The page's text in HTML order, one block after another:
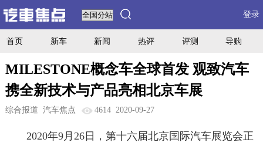
登录
首页 新车 新闻 热评 评测 导购
MILESTONE概念车全球首发 观致汽车
携全新技术与产品亮相北京车展
综合报道 汽车焦点 4614 2020-09-27
2020年9月26日，第十六届北京国际汽车展览会正